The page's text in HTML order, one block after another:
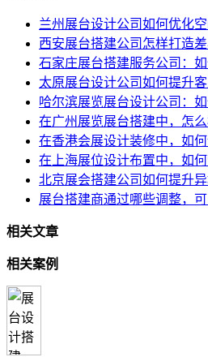
兰州展台设计公司如何优化
西安展台搭建公司怎样打造
石家庄展台搭建服务公司：
太原展台设计公司如何提升
哈尔滨展览展台设计公司：
在广州展览展台搭建中，怎
在香港会展设计装修中，如
在上海展位设计布置中，如
北京展会搭建公司如何提升
展台搭建商通过哪些调整，
相关文章
相关案例